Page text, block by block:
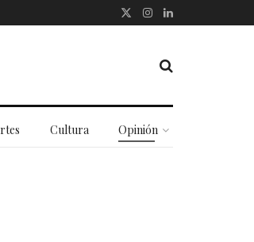
Cultura Opinión